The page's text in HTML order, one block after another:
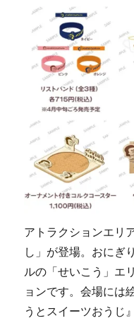
アトラクションエリ
し」が登場。おにぎ
ルの「せいこう」エ
ョンです。会場には
うとスイーツおうじ